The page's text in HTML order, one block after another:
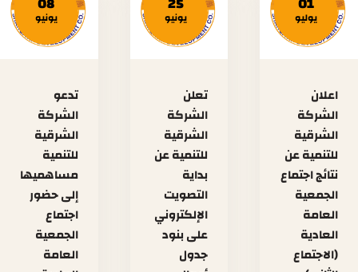
يوليو
اعلان
الشركة
الشرقية
للتنمية عن
نتائج اجتماع
الجمعية
العامة
العادية
(الاجتماع
يونيو
تعلن
الشركة
الشرقية
للتنمية عن
بداية
التصويت
الإلكتروني
على بنود
جدول
يونيو
تدعو
الشركة
الشرقية
للتنمية
مساهميها
إلى حضور
اجتماع
الجمعية
العامة